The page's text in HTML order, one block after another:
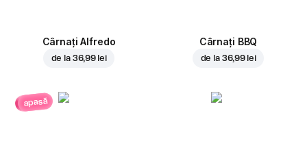
Cârnați Alfredo
de la 36,99 lei
Cârnați BBQ
de la 36,99 lei
apasă